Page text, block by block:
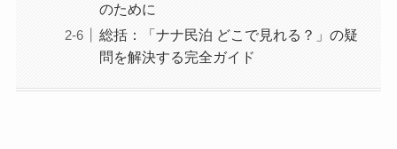
のために
総括：「ナナ民泊 どこで見れる？」の疑
問を解決する完全ガイド